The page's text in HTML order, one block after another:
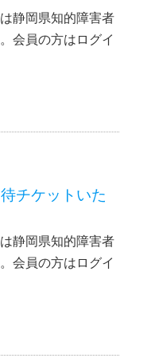
静岡県知的障害者
会員の方はログイ
チケットいた
静岡県知的障害者
会員の方はログイ